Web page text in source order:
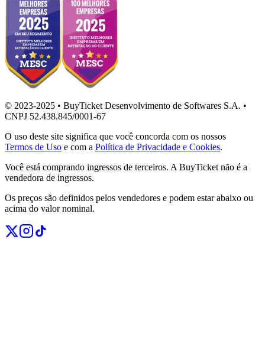
© 2023-2025 • BuyTicket Desenvolvimento de Softwares S.A. •
CNPJ 52.438.845/0001-67
O uso deste site significa que você concorda com os nossos
Termos de Uso e com a Política de Privacidade e Cookies.
Você está comprando ingressos de terceiros. A BuyTicket não é a
vendedora de ingressos.
Os preços são definidos pelos vendedores e podem estar abaixo ou
acima do valor nominal.